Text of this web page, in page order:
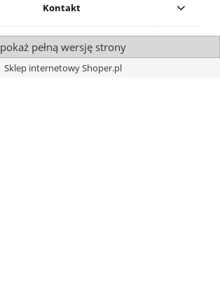
Kontakt
pokaż pełną wersję strony
Sklep internetowy Shoper.pl